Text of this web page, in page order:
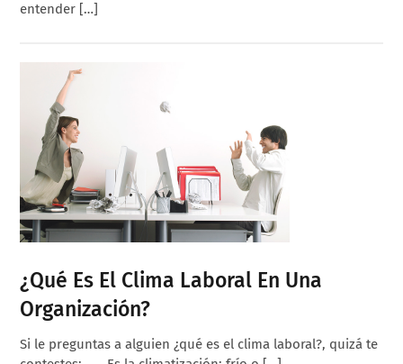
entender […]
¿Qué Es El Clima Laboral En Una
Organización?
Si le preguntas a alguien ¿qué es el clima laboral?, quizá te